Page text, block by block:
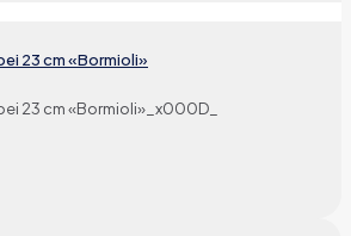
23 cm «Bormioli»
23 cm «Bormioli»_x000D_